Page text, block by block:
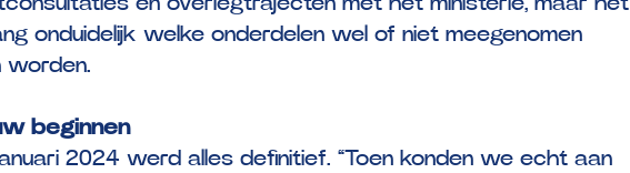
onduidelijk welke onderdelen wel of niet meegenomen
worden.
beginnen
2024 werd alles definitief. “Toen konden we echt aan